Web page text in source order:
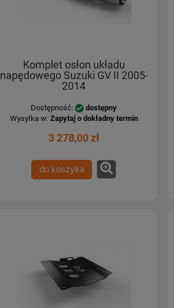
Komplet osłon układu
napędowego Suzuki GV II 2005-
2014
Dostępność:
dostępny
Wysyłka w: Zapytaj o dokładny termin
3 278,00 zł
do koszyka